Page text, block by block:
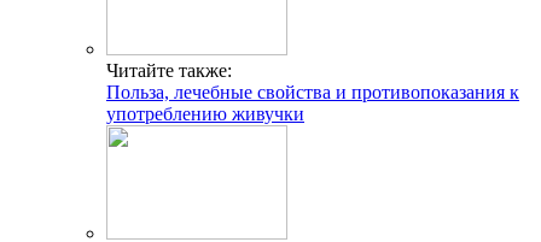
Читайте также:
Польза, лечебные свойства и противопоказания к
употреблению живучки